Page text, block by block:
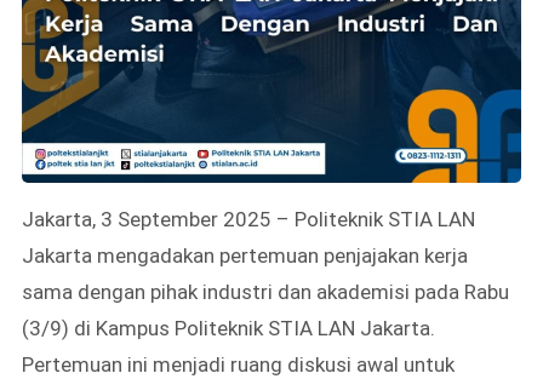
Jakarta, 3 September 2025 – Politeknik STIA LAN
Jakarta mengadakan pertemuan penjajakan kerja
sama dengan pihak industri dan akademisi pada Rabu
(3/9) di Kampus Politeknik STIA LAN Jakarta.
Pertemuan ini menjadi ruang diskusi awal untuk